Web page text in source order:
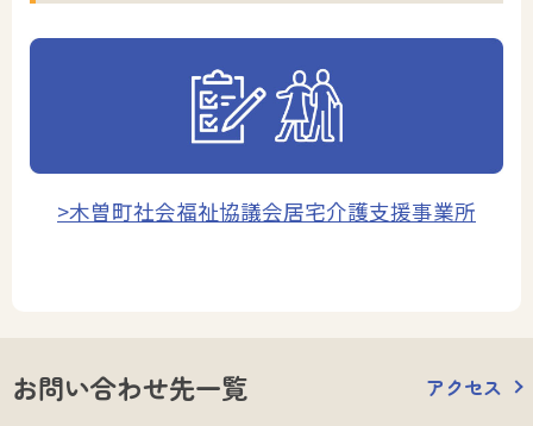
>木曽町社会福祉協議会居宅介護支援事業所
お問い合わせ先一覧 アクセス